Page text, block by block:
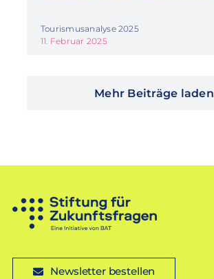
Tourismusanalyse 2025
11. Februar 2025
Mehr Beiträge laden
Newsletter bestellen